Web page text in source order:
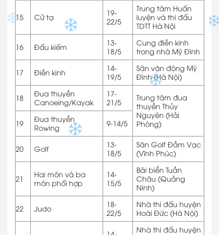
15 Cử tạ
19-
22/5
Trung tâm Huấn
luyện và thi đấu
TDTT Hà Nội
16 Đấu kiếm
13-
18/5
Cung điền kinh
trong nhà Mỹ Đình
17 Điền kinh
14-
19/5
Sân vận động Mỹ
Đình (Hà Nội)
18
Đua thuyền
Canoeing/Kayak
17-
21/5
Trung tâm đua
thuyền Thủy
Nguyên (Hải
Phòng)
19
Đua thuyền
Rowing
9-14/5
20 Golf
13-
18/5
Sân Golf Đầm Vạc
(Vĩnh Phúc)
21
Hai môn và ba
môn phối hợp
14-
15/5
Bãi biển Tuần
Châu (Quảng
Ninh)
22 Judo
18-
22/5
Nhà thi đấu huyện
Hoài Đức (Hà Nội)
Nhà thi đấu huyện